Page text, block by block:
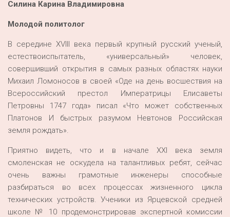
Силина Карина Владимировна
Молодой политолог
В середине XVIII века первый крупный русский ученый,
естествоиспытатель, «универсальный» человек,
совершивший открытия в самых разных областях науки
Михаил Ломоносов в своей «Оде на день восшествия на
Всероссийский престол Императрицы Елисаветы
Петровны 1747 года» писал «Что может собственных
Платонов И быстрых разумом Невтонов Российская
земля рождать».
Приятно видеть, что и в начале XXI века земля
смоленская не оскудела на талантливых ребят, сейчас
очень важны грамотные инженеры способные
разбираться во всех процессах жизненного цикла
технических устройств. Ученики из Ярцевской средней
школе № 10 продемонстрировав экспертной комиссии